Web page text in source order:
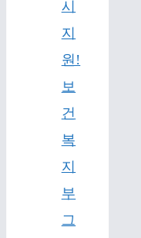
시
지
원!
보
건
복
지
부
그